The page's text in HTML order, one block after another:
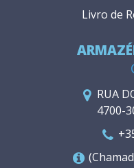
RUA
4700-
Livro de